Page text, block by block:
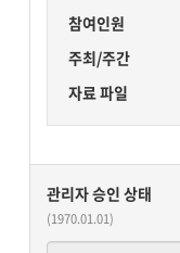
참여인원
주최/주간
자료 파일
관리자 승인 상태
(1970.01.01)